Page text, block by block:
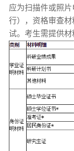
应为扫描件或照
行），资格审查
试。考生需提供材